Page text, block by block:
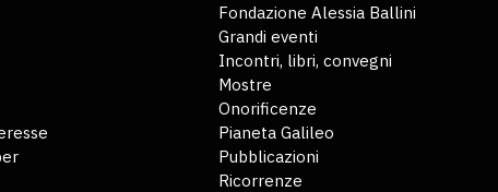
Fondazione Alessia Ballini
Grandi eventi
Incontri, libri, convegni
Mostre
Onorificenze
Pianeta Galileo
Pubblicazioni
Ricorrenze